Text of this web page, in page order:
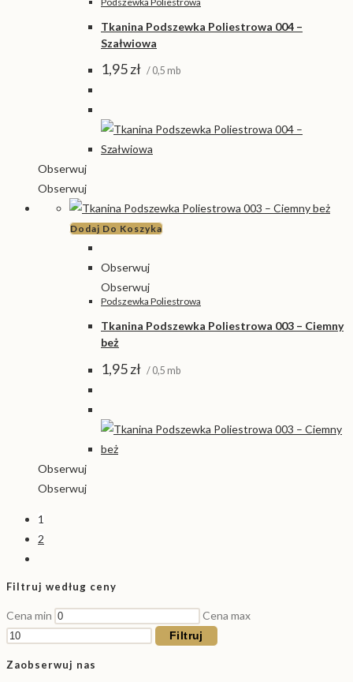
Tkanina Podszewka Poliestrowa 004 –
Szałwiowa
1,95zł / 0,5 mb
Obserwuj
Obserwuj
Dodaj Do Koszyka
Obserwuj
Obserwuj
Podszewka Poliestrowa
Tkanina Podszewka Poliestrowa 003 – Ciemny
beż
1,95zł / 0,5 mb
Obserwuj
Obserwuj
1
2
Filtruj według ceny
Cena min Cena max
Filtruj
Zaobserwuj nas